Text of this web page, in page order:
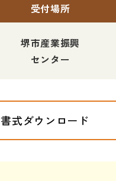
受付場所
堺市産業振興
センター
書式ダウンロード